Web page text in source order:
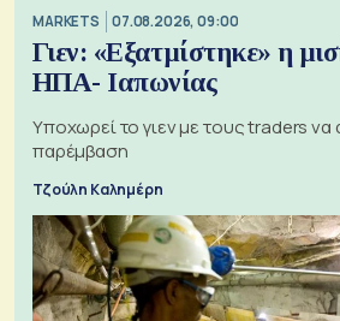
MARKETS 07.08.2026, 09:00
Γιεν: «Εξατμίστηκε» η
ΗΠΑ- Ιαπωνίας
Υποχωρεί το γιεν με τους traders να
παρέμβαση
Τζούλη Καλημέρη